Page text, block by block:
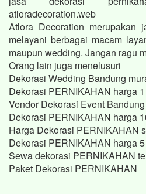
atloradecoration.web
Atlora Decoration merupakan
melayani berbagai macam
maupun wedding. Jangan ragu
Orang lain juga menelusuri
Dekorasi Wedding Bandung
Dekorasi PERNIKAHAN harga
Vendor Dekorasi Event Bandung
Dekorasi PERNIKAHAN harga
Harga Dekorasi PERNIKAHAN
Dekorasi PERNIKAHAN harga
Sewa dekorasi PERNIKAHAN
Paket Dekorasi PERNIKAHAN